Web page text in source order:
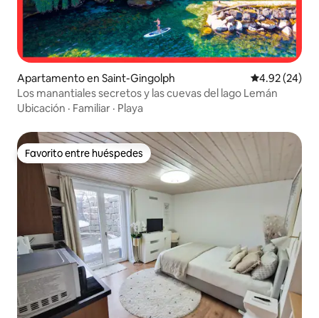
Apartamento en Saint-Gingolph Calificación
4.92 (24)
Los manantiales secretos y las cuevas del lago Lemán
Ubicación · Familiar · Playa
Favorito entre huéspedes
Favorito entre huéspedes